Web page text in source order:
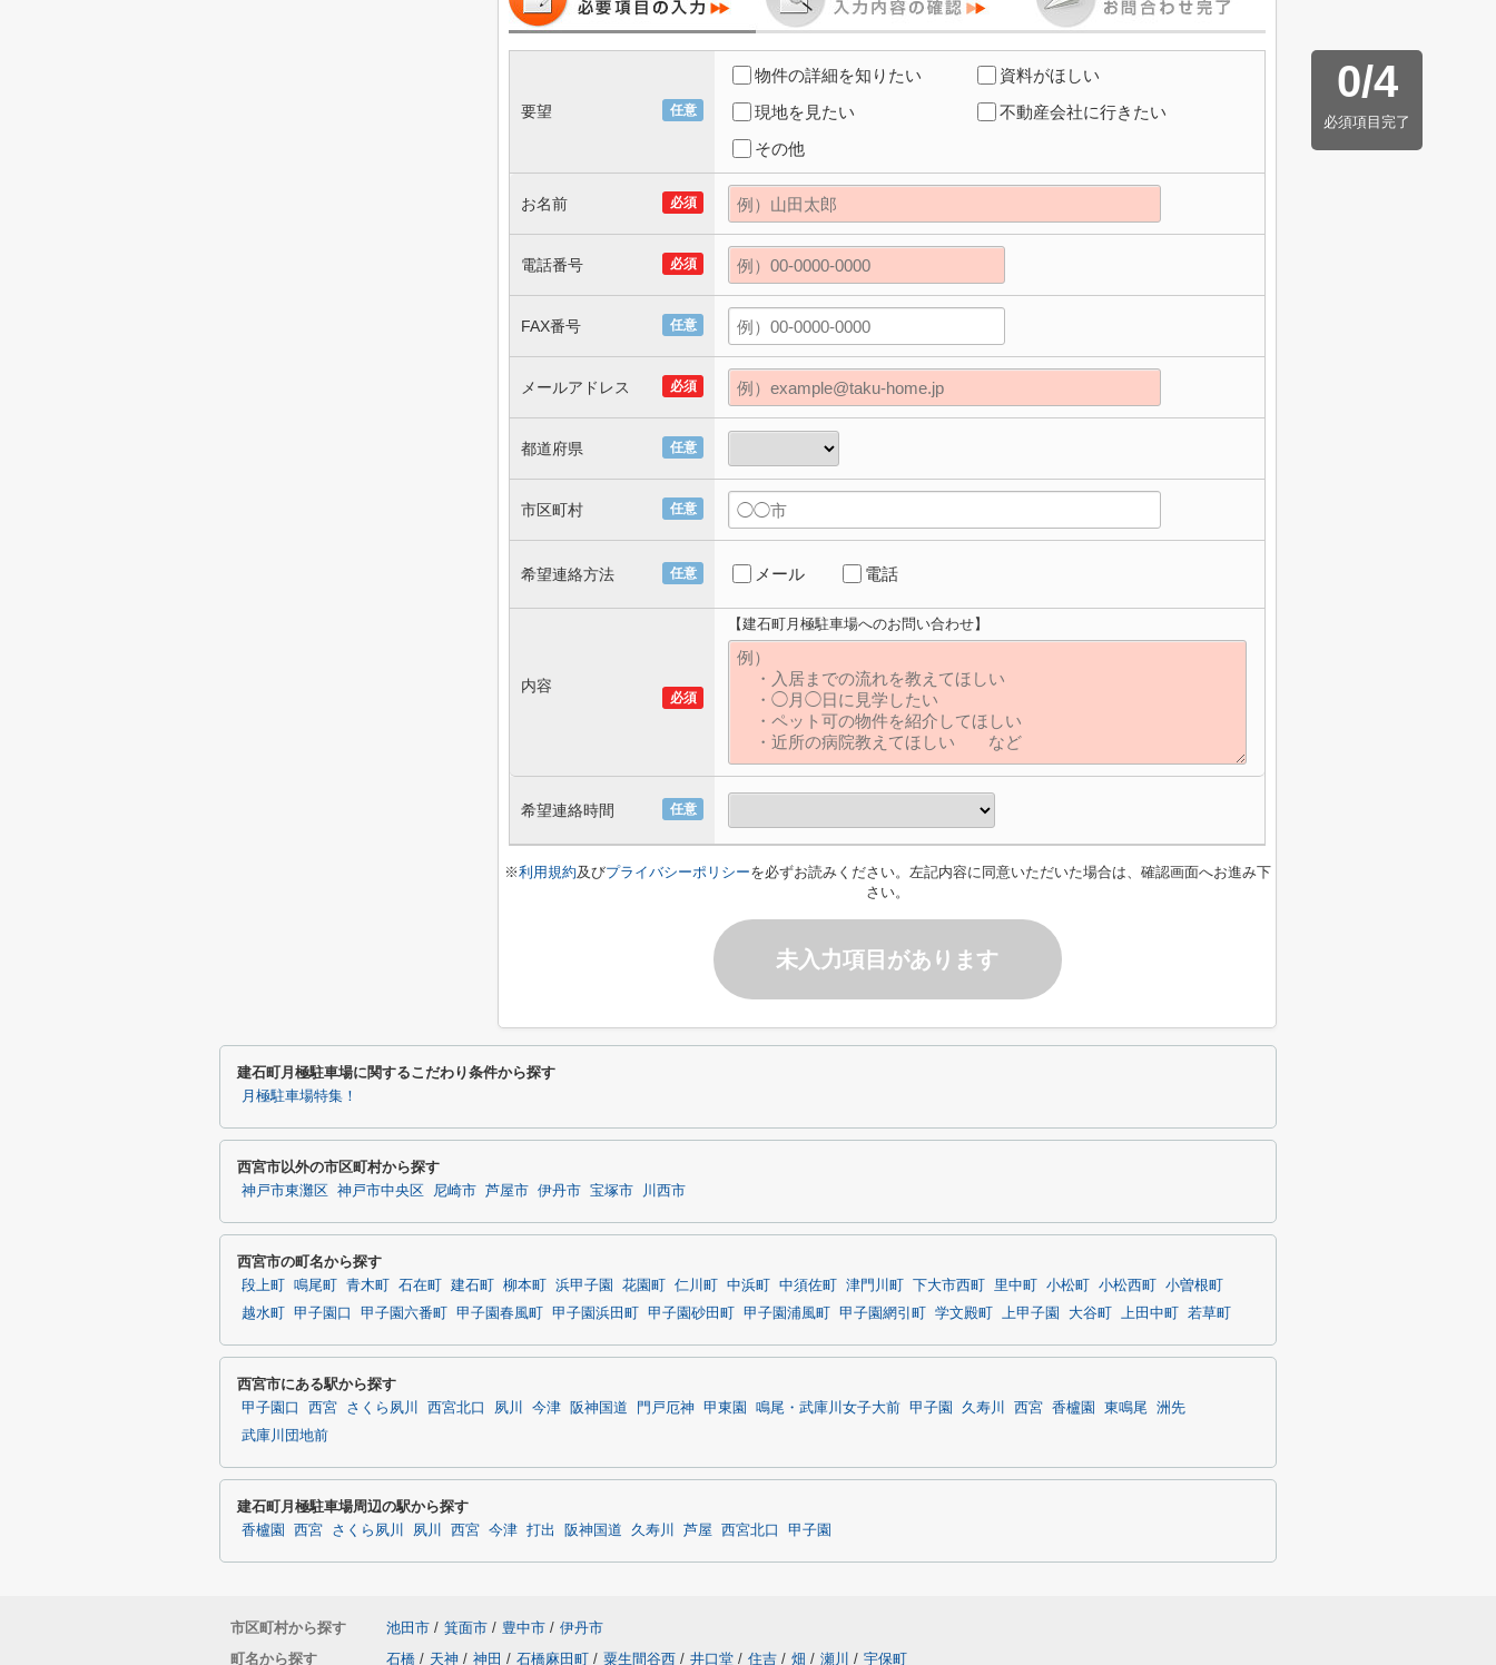
0/4
必須項目完了
任意
要望
物件の詳細を知りたい
資料がほしい
現地を見たい
不動産会社に行きたい
その他
必須
お名前
必須
電話番号
任意
FAX番号
必須
メールアドレス
任意
都道府県
任意
市区町村
任意
希望連絡方法 メール 電話
必須
内容
【建石町月極駐車場へのお問い合わせ】
任意
希望連絡時間
※利用規約及びプライバシーポリシーを必ずお読みください。左記内容に同意いただいた場合は、確認画面へお進み下
さい。
未入力項目があります
建石町月極駐車場に関するこだわり条件から探す
月極駐車場特集！
西宮市以外の市区町村から探す
神戸市東灘区 神戸市中央区 尼崎市 芦屋市 伊丹市 宝塚市 川西市
西宮市の町名から探す
段上町 鳴尾町 青木町 石在町 建石町 柳本町 浜甲子園 花園町 仁川町 中浜町 中須佐町 津門川町 下大市西町 里中町 小松町 小松西町
小曽根町
越水町
甲子園口 甲子園六番町 甲子園春風町 甲子園浜田町 甲子園砂田町 甲子園浦風町 甲子園網引町 学文殿町 上甲子園 大谷町 上田中町 若草町
西宮市にある駅から探す
甲子園口 西宮 さくら夙川 西宮北口 夙川 今津 阪神国道 門戸厄神 甲東園 鳴尾・武庫川女子大前 甲子園 久寿川 西宮 香櫨園 東鳴尾 洲先
武庫川団地前
建石町月極駐車場周辺の駅から探す
香櫨園 西宮 さくら夙川 夙川 西宮 今津 打出 阪神国道 久寿川 芦屋 西宮北口 甲子園
市区町村から探す 池田市 / 箕面市 / 豊中市 / 伊丹市
町名から探す
石橋 / 天神 / 神田 / 石橋麻田町 / 粟生間谷西 / 井口堂 / 住吉 / 畑 / 瀬川 / 宇保町